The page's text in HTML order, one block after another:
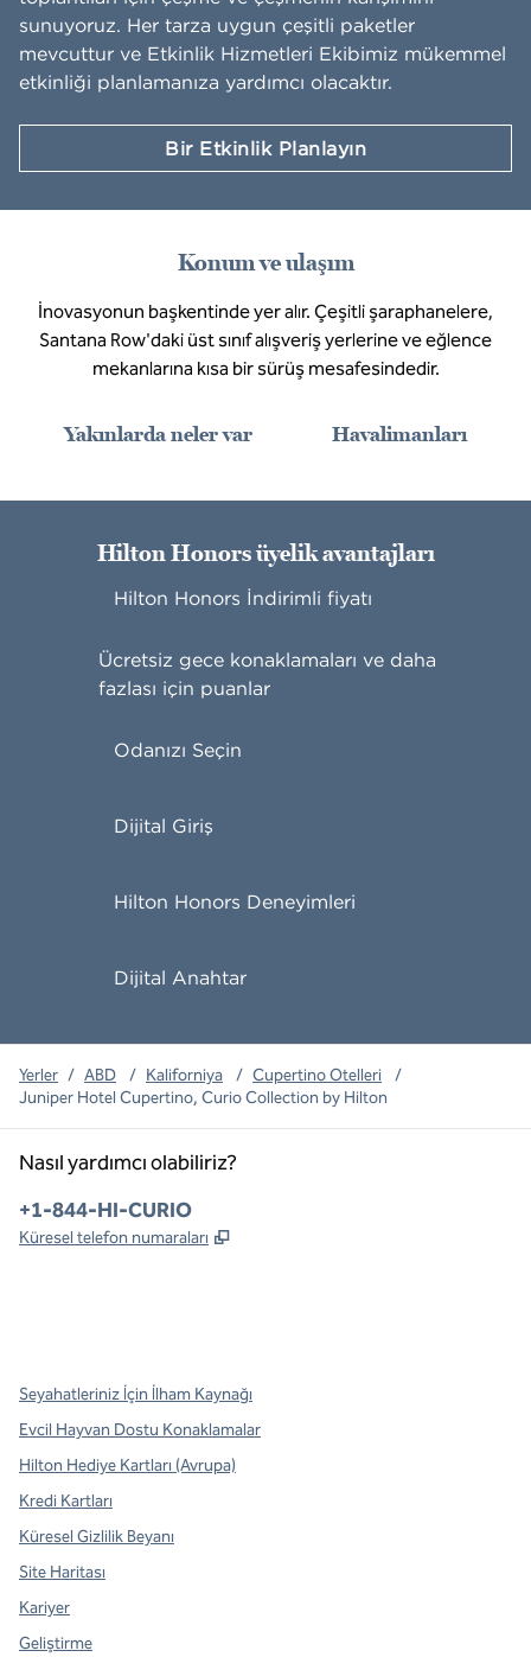
sunuyoruz. Her tarza uygun çeşitli paketler
mevcuttur ve Etkinlik Hizmetleri Ekibimiz mükemmel
etkinliği planlamanıza yardımcı olacaktır.
Bir Etkinlik Planlayın
Konum ve ulaşım
İnovasyonun başkentinde yer alır. Çeşitli şaraphanelere,
Santana Row'daki üst sınıf alışveriş yerlerine ve eğlence
mekanlarına kısa bir sürüş mesafesindedir.
Yakınlarda neler var Havalimanları
Hilton Honors üyelik avantajları
Hilton Honors İndirimli fiyatı
Ücretsiz gece konaklamaları ve daha
fazlası için puanlar
Odanızı Seçin
Dijital Giriş
Hilton Honors Deneyimleri
Dijital Anahtar
Yerler / ABD / Kaliforniya / Cupertino Otelleri
/
Juniper Hotel Cupertino, Curio Collection by Hilton
Nasıl yardımcı olabiliriz?
Telefon:
+1-844-HI-CURIO
Küresel telefon numaraları ,
Seyahatleriniz İçin İlham Kaynağı
Evcil Hayvan Dostu Konaklamalar
Hilton Hediye Kartları (Avrupa)
Kredi Kartları
Küresel Gizlilik Beyanı
Site Haritası
Kariyer
Geliştirme